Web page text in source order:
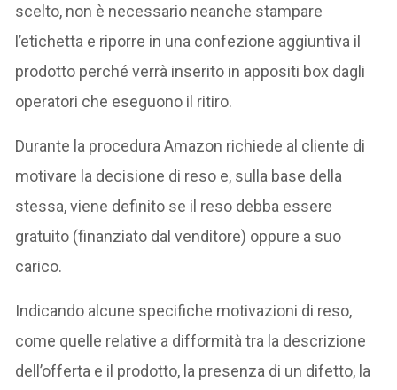
scelto, non è necessario neanche stampare
l’etichetta e riporre in una confezione aggiuntiva il
prodotto perché verrà inserito in appositi box dagli
operatori che eseguono il ritiro.
Durante la procedura Amazon richiede al cliente di
motivare la decisione di reso e, sulla base della
stessa, viene definito se il reso debba essere
gratuito (finanziato dal venditore) oppure a suo
carico.
Indicando alcune specifiche motivazioni di reso,
come quelle relative a difformità tra la descrizione
dell’offerta e il prodotto, la presenza di un difetto, la